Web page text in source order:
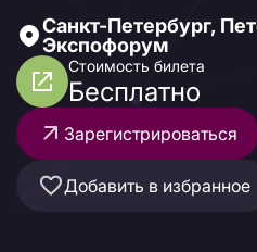
Санкт-Петербург,
Экспофорум
Стоимость билета
Бесплатно
Зарегистрироваться
Добавить в избранное